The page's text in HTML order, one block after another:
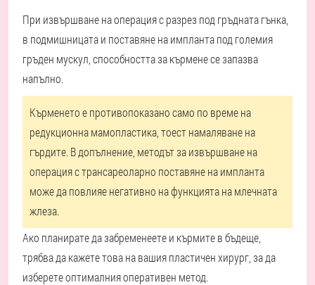
При извършване на операция с разрез под гръдната гънка,
в подмишницата и поставяне на импланта под големия
гръден мускул, способността за кърмене се запазва
напълно.
Кърменето е противопоказано само по време на
редукционна мамопластика, тоест намаляване на
гърдите. В допълнение, методът за извършване на
операция с трансареоларно поставяне на импланта
може да повлияе негативно на функцията на млечната
жлеза.
Ако планирате да забременеете и кърмите в бъдеще,
трябва да кажете това на вашия пластичен хирург, за да
изберете оптималния оперативен метод.